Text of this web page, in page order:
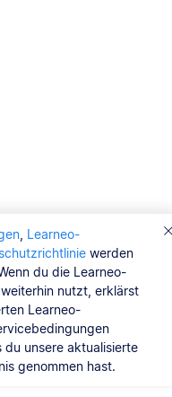
, Learneo-
werden
du die Learneo-
nutzt, erklärst
Learneo-
unsere aktualisierte
genommen hast.